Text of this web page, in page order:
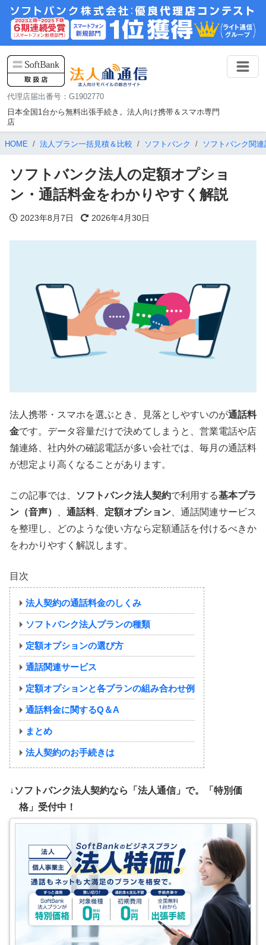
代理店届出番号：G1902770
日本全国1台から無料出張手続き。法人向け携帯＆スマホ専門
店
HOME 法人プラン一括見積＆比較 ソフトバンク ソフトバンク関
ソフトバンク法人の定額オプショ
ン・通話料金をわかりやすく解説
2023年8月7日 2026年4月30日
法人携帯・スマホを選ぶとき、見落としやすいのが通話料
金です。データ容量だけで決めてしまうと、営業電話や店
舗連絡、社内外の確認電話が多い会社では、毎月の通話料
が想定より高くなることがあります。
この記事では、 ソフトバンク法人契約で利用する基本プラ
ン（音声）
通話料、 定額オプション 、通話関連サービス
を整理し、どのような使い方なら定額通話を付けるべきか
をわかりやすく解説します。
目次
法人契約の通話料金のしくみ
ソフトバンク法人プランの種類
定額オプションの選び方
通話関連サービス
定額オプションと各プランの組み合わせ例
通話料金に関するQ＆A
まとめ
法人契約のお手続きは
↓ソフトバンク法人契約なら「法人通信」で。「特別価
格」受付中！